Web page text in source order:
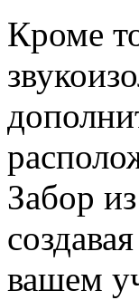
Кроме
Забор
вашем